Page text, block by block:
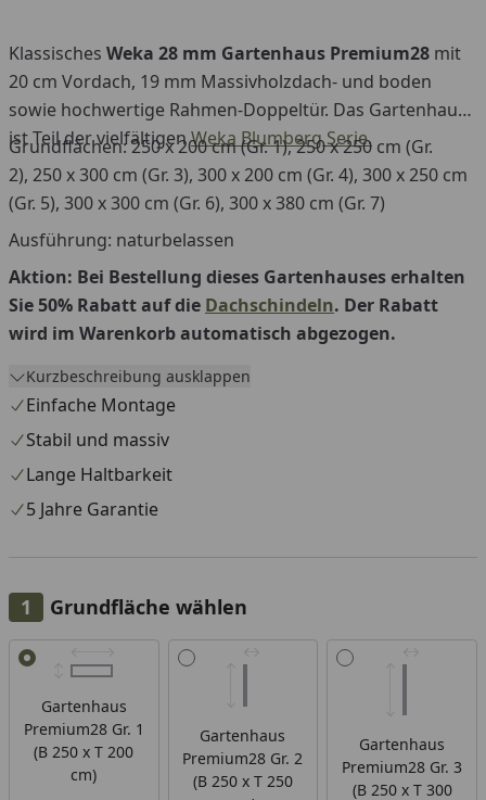
Klassisches Weka 28 mm Gartenhaus Premium28 mit
20 cm Vordach, 19 mm Massivholzdach- und boden
sowie hochwertige Rahmen-Doppeltür. Das Gartenhaus
ist Teil der vielfältigenWeka Blumberg Serie.
Grundflächen: 250 x 200 cm (Gr. 1), 250 x 250 cm (Gr.
2), 250 x 300 cm (Gr. 3), 300 x 200 cm (Gr. 4), 300 x 250 cm
(Gr. 5), 300 x 300 cm (Gr. 6), 300 x 380 cm (Gr. 7)
Ausführung: naturbelassen
Aktion: Bei Bestellung dieses Gartenhauses erhalten
Sie 50% Rabatt auf die Dachschindeln. Der Rabatt
wird im Warenkorb automatisch abgezogen.
Kurzbeschreibung ausklappen
Einfache Montage
Stabil und massiv
Lange Haltbarkeit
5 Jahre Garantie
Grundfläche wählen
Alle anzeigen (7)
Gartenhaus
Premium28 Gr. 1
(B 250 x T 200
cm)
Gartenhaus
Premium28 Gr. 2
(B 250 x T 250
Gartenhaus
Premium28 Gr. 3
(B 250 x T 300